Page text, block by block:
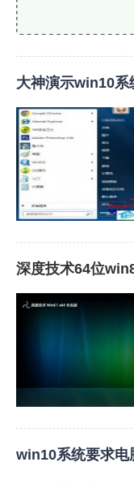
大神演示win10
深度技术64位
win10系统要求